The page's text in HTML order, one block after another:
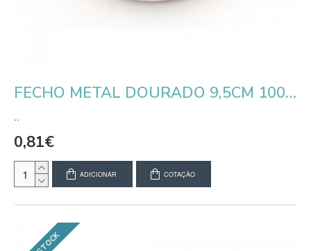
FECHO METAL DOURADO 9,5CM 100 UN.
..
0,81€
ADICIONAR COTAÇÃO